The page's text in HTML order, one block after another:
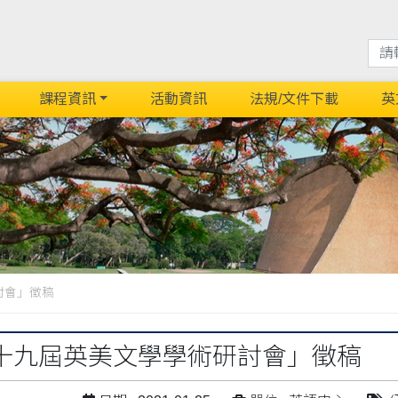
課程資訊 活動資訊 法規/文件下載
會」徵稿
九屆英美文學學術研討會」徵稿